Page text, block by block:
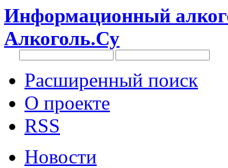
Информационный
Алкоголь.Су
Расширенный поиск
О проекте
RSS
Новости